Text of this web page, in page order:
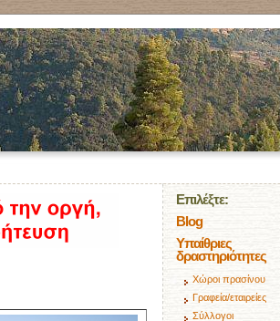
Επιλέξτε:
Blog
Υπαίθριες
δραστηριότητες
Χώροι πρασίνου
Γραφεία/εταιρείες
Σύλλογοι